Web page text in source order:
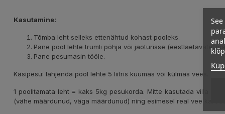
Kasutamine:
Tõmba leht selleks ettenähtud kohast pooleks.
Pane pool lehte trumli põhja või jaoturisse (eestlaetavatel
Pane pesumasin tööle.
Käsipesu: lahjenda pool lehte 5 liitris kuumas või külmas vees.
1 poolitamata leht = kaks 5kg pesukorda. Mitte kasutada villa
(vähe määrdunud, väga määrdunud) ning esimesel real vee